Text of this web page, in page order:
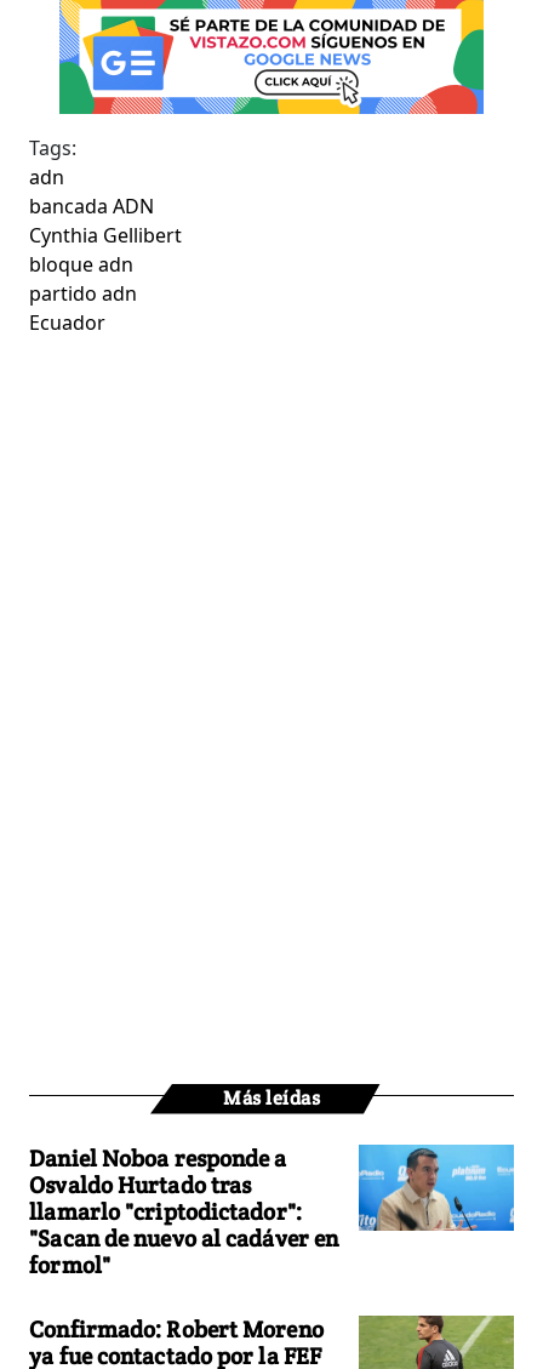
Tags:
adn
bancada ADN
Cynthia Gellibert
bloque adn
partido adn
Ecuador
Más leídas
Daniel Noboa responde a
Osvaldo Hurtado tras
llamarlo "criptodictador":
"Sacan de nuevo al cadáver en
formol"
Confirmado: Robert Moreno
ya fue contactado por la FEF